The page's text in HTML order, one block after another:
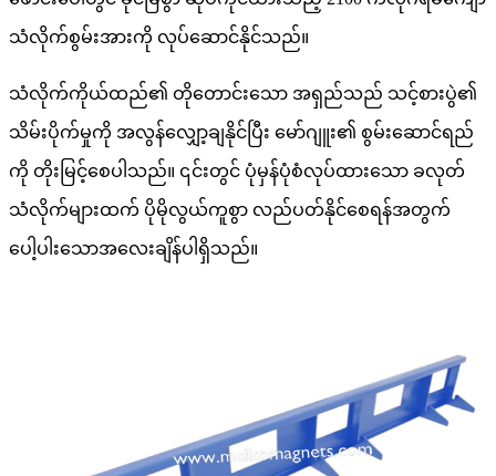
သံလိုက်စွမ်းအားကို လုပ်ဆောင်နိုင်သည်။
သံလိုက်ကိုယ်ထည်၏ တိုတောင်းသော အရှည်သည် သင့်စားပွဲ၏
သိမ်းပိုက်မှုကို အလွန်လျှော့ချနိုင်ပြီး မော်ဂျူး၏ စွမ်းဆောင်ရည်
ကို တိုးမြင့်စေပါသည်။ ၎င်းတွင် ပုံမှန်ပုံစံလုပ်ထားသော ခလုတ်
သံလိုက်များထက် ပိုမိုလွယ်ကူစွာ လည်ပတ်နိုင်စေရန်အတွက်
ပေါ့ပါးသောအလေးချိန်ပါရှိသည်။